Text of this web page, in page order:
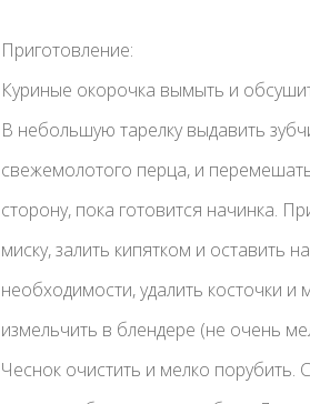
Приготовление:
Куриные окорочка вымыть и
В небольшую тарелку выдавить
свежемолотого перца, и
сторону, пока готовится начинка.
миску, залить кипятком и оставить
необходимости, удалить косточки
измельчить в блендере (не очень
Чеснок очистить и мелко порубить.